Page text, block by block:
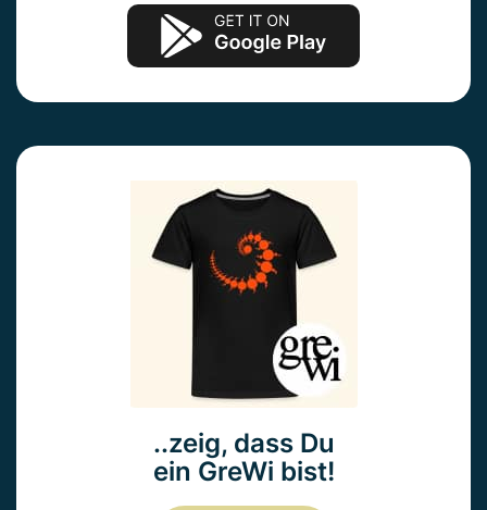
..zeig, dass Du
ein GreWi bist!